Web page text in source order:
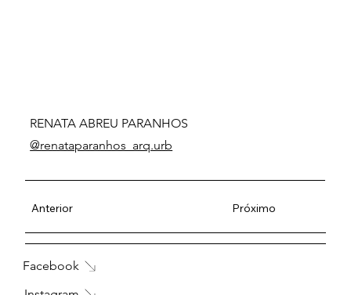
RENATA ABREU PARANHOS
@renataparanhos_arq.urb
Anterior Próximo
Facebook